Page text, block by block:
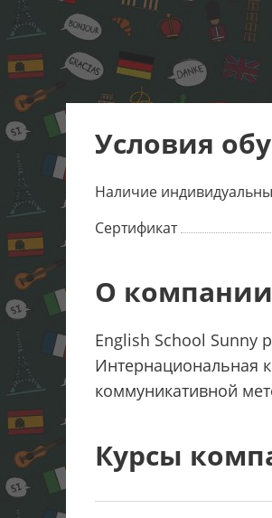
Условия
Наличие
Сертификат
О компании
English School Sunny
Интернациональная
коммуникативной
Курсы